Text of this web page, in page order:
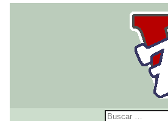
Buscar: